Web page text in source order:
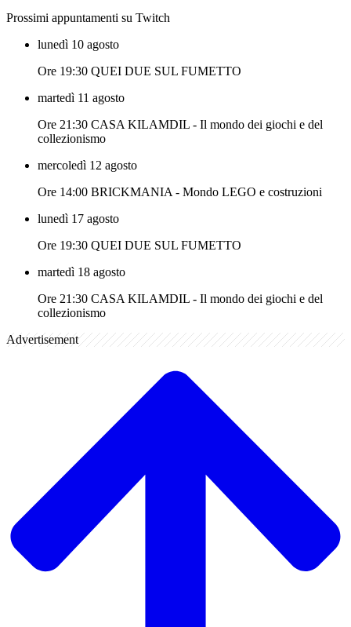
Prossimi appuntamenti su Twitch
lunedì 10 agosto
Ore 19:30 QUEI DUE SUL FUMETTO
martedì 11 agosto
Ore 21:30 CASA KILAMDIL - Il mondo dei giochi e del
collezionismo
mercoledì 12 agosto
Ore 14:00 BRICKMANIA - Mondo LEGO e costruzioni
lunedì 17 agosto
Ore 19:30 QUEI DUE SUL FUMETTO
martedì 18 agosto
Ore 21:30 CASA KILAMDIL - Il mondo dei giochi e del
collezionismo
Advertisement